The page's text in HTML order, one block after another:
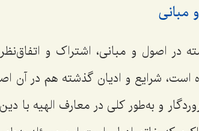
مبانی
اصول و مبانی، اشتراک و اتفاق‌نظر
شرایع و ادیان گذشته هم در آن
و به‌طور کلی در معارف الهیه با